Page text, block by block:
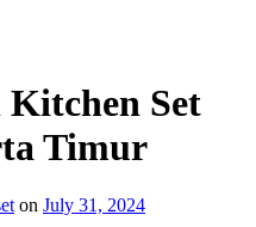
Kitchen Set
Timur
on July 31, 2024